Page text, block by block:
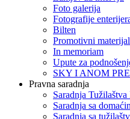
Foto galerija
Fotografije
Bilten
Promotivni
In memoriam
Upute za
SKY I ANOM
Pravna saradnja
Saradnja
Saradnja sa
Saradnja sa